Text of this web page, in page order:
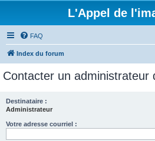
L'Appel de
FAQ
Index du forum
Contacter un administrateur
Destinataire :
Administrateur
Votre adresse courriel :